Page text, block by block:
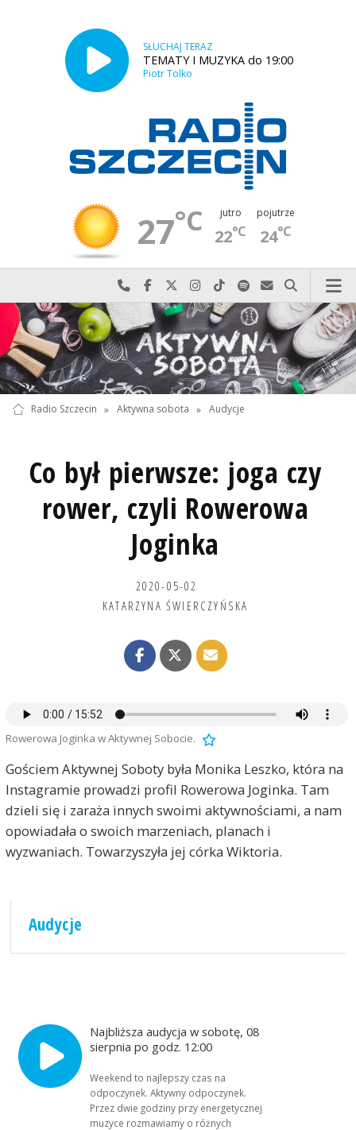
SŁUCHAJ TERAZ
TEMATY I MUZYKA do 19:00
Piotr Tolko
27°C jutro
22°C
pojutrze
24°C
Najlepiej po prostu do nas zadzwoń
Odwiedź nas na Facebook-u
Odwiedź nas na X
Odwiedź nas na Instagram-ie
Odwiedź nas na TikTok-u
Szukaj nas na Spotify
Wyślij do nas
Szukaj
Radio Szczecin » Aktywna sobota » Audycje
Co był pierwsze: joga czy
rower, czyli Rowerowa
Joginka
2020-05-02
KATARZYNA ŚWIERCZYŃSKA
Rowerowa Joginka w Aktywnej Sobocie.
Gościem Aktywnej Soboty była Monika Leszko, która na
Instagramie prowadzi profil Rowerowa Joginka. Tam
dzieli się i zaraża innych swoimi aktywnościami, a nam
opowiadała o swoich marzeniach, planach i
wyzwaniach. Towarzyszyła jej córka Wiktoria.
Audycje
Najbliższa audycja w sobotę, 08
sierpnia po godz. 12:00
Weekend to najlepszy czas na
odpoczynek. Aktywny odpoczynek.
Przez dwie godziny przy energetycznej
muzyce rozmawiamy o różnych